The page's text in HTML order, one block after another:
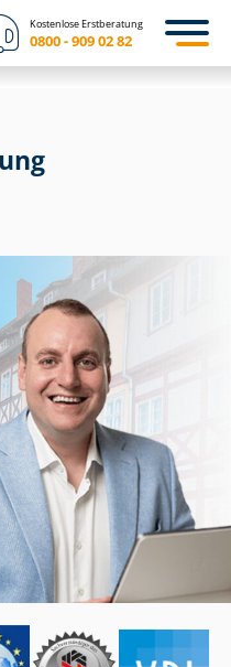
Kostenlose Erstberatung
0800 - 909 02 82